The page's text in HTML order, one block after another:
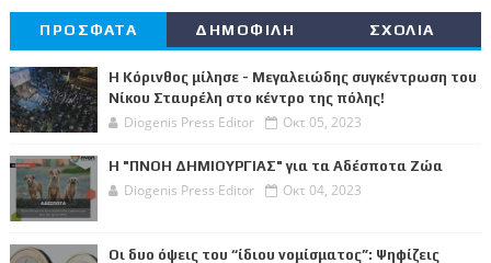
ΠΡΟΣΦΑΤΑ ΔΗΜΟΦΙΛΗ ΣΧΟΛΙΑ
Η Κόρινθος μίλησε - Μεγαλειώδης συγκέντρωση του
Νίκου Σταυρέλη στο κέντρο της πόλης!
Diogenis Press Editor Οκτ 05, 2023
Η "ΠΝΟΗ ΔΗΜΙΟΥΡΓΙΑΣ" για τα Αδέσποτα Ζώα
Diogenis Press Editor Οκτ 04, 2023
Οι δυο όψεις του “ίδιου νομίσματος”: Ψηφίζεις